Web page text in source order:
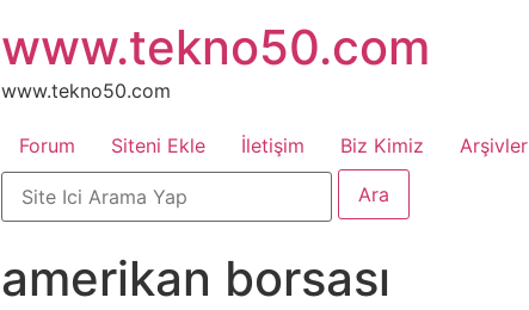
atla
www.tekno50.com
www.tekno50.com
Forum Siteni Ekle İletişim Biz Kimiz Arşivler
amerikan borsası